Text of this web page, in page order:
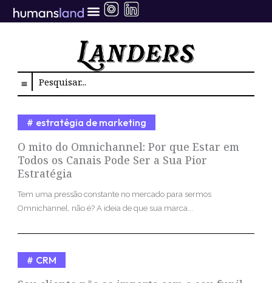
para
Search
O mito do Omnichannel: Por que Estar em
Todos os Canais Pode Ser a Sua Pior
Estratégia
estratégia de marketing
Tem uma pressão constante no mercado para sermos
Omnichannel, não é? A ideia de que sua marca...
CRM